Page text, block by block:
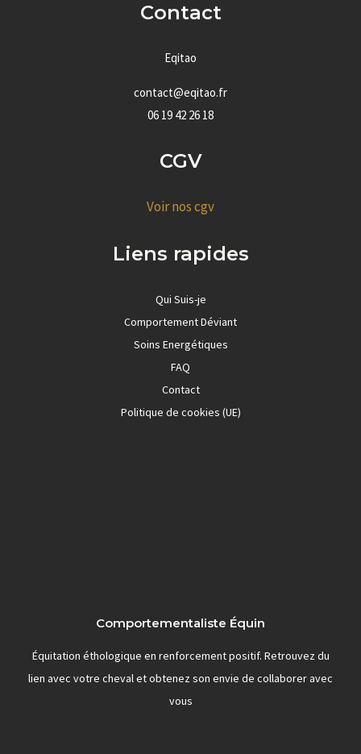
Contact
Eqitao
contact@eqitao.fr
06 19 42 26 18
CGV
Voir nos cgv
Liens rapides
Qui Suis-je
Comportement Déviant
Soins Energétiques
FAQ
Contact
Politique de cookies (UE)
Comportementaliste Équin
Équitation éthologique en renforcement positif. Retrouvez du
lien avec votre cheval et obtenez son envie de collaborer avec
vous